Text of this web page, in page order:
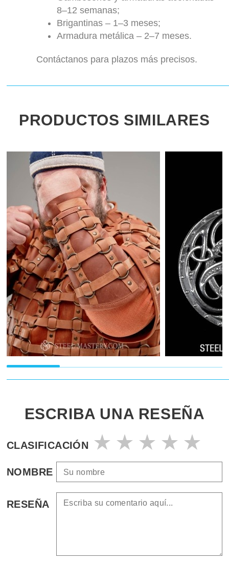
8–12 semanas;
Brigantinas – 1–3 meses;
Armadura metálica – 2–7 meses.
Contáctanos para plazos más precisos.
PRODUCTOS SIMILARES
ESCRIBA UNA RESEÑA
CLASIFICACIÓN
NOMBRE
RESEÑA